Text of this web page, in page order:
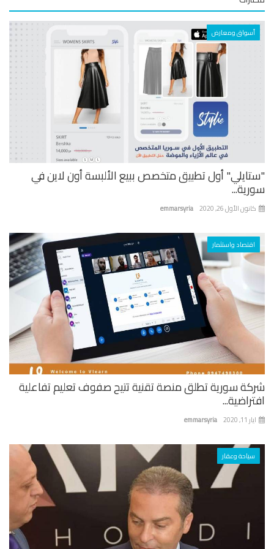
أسواق ومعارض
أول تطبيق متخصص ببيع الألبسة أون لاين في
emmarsyria الأول 26, 2020
اقتصاد واستثمار
سورية تطلق منصة تقنية تتيح صفوف تعليم تفاعلية
emmarsyria
سياحة وعقار